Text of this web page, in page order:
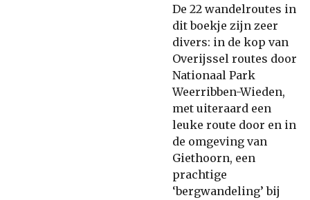
De 22 wandelroutes in
dit boekje zijn zeer
divers: in de kop van
Overijssel routes door
Nationaal Park
Weerribben-Wieden,
met uiteraard een
leuke route door en in
de omgeving van
Giethoorn, een
prachtige
‘bergwandeling’ bij